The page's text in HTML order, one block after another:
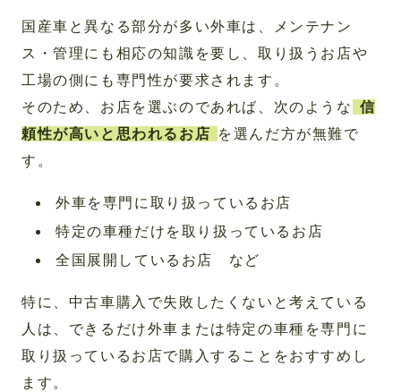
国産車と異なる部分が多い外車は、メンテナン
ス・管理にも相応の知識を要し、取り扱うお店や
工場の側にも専門性が要求されます。
そのため、お店を選ぶのであれば、次のような
信
頼性が高いと思われるお店
を選んだ方が無難で
す。
外車を専門に取り扱っているお店
特定の車種だけを取り扱っているお店
全国展開しているお店 など
特に、中古車購入で失敗したくないと考えている
人は、できるだけ外車または特定の車種を専門に
取り扱っているお店で購入することをおすすめし
ます。